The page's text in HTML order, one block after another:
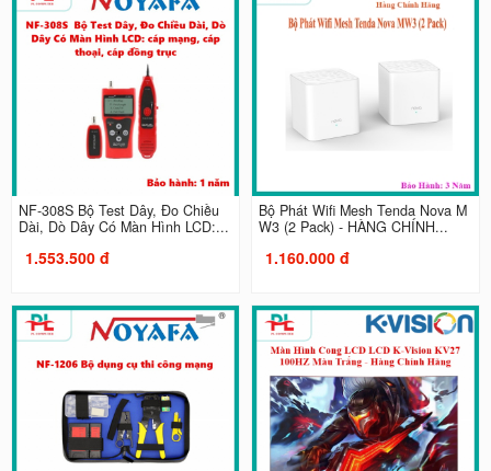
NF-308S Bộ Test Dây, Đo Chiều
Dài, Dò Dây Có Màn Hình LCD:...
1.553.500 đ
Bộ Phát Wifi Mesh Tenda Nova M
W3 (2 Pack) - HÀNG CHÍNH...
1.160.000 đ